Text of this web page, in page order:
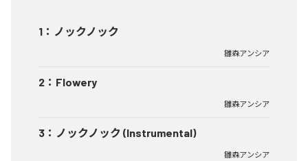
1 ： ノックノック
雛森アンシア
2 ： Flowery
雛森アンシア
3 ： ノックノック (Instrumental)
雛森アンシア